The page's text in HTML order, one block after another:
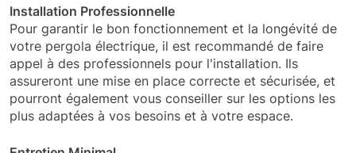
Installation Professionnelle
Pour garantir le bon fonctionnement et la longévité de
votre pergola électrique, il est recommandé de faire
appel à des professionnels pour l'installation. Ils
assureront une mise en place correcte et sécurisée, et
pourront également vous conseiller sur les options les
plus adaptées à vos besoins et à votre espace.